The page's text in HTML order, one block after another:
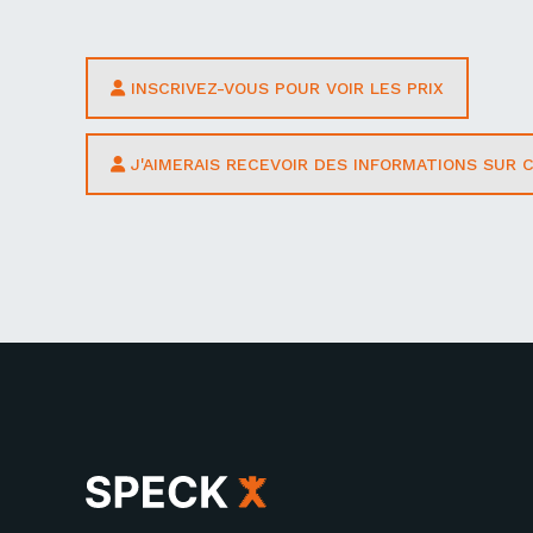
INSCRIVEZ-VOUS POUR VOIR LES PRIX
J'AIMERAIS RECEVOIR DES INFORMATIONS SUR